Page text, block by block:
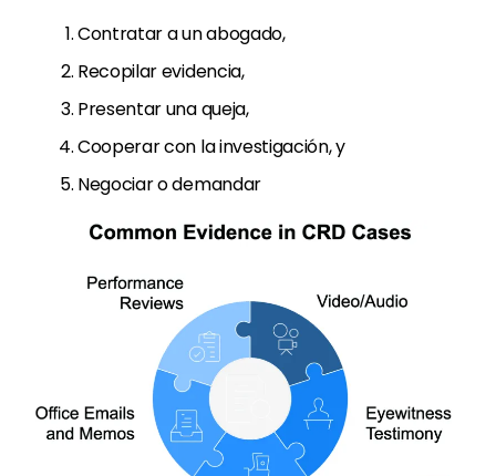
Contratar a un abogado,
Recopilar evidencia,
Presentar una queja,
Cooperar con la investigación, y
Negociar o demandar